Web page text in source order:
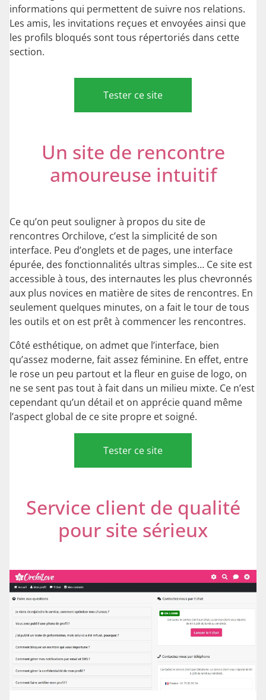
informations qui permettent de suivre nos relations.
Les amis, les invitations reçues et envoyées ainsi que
les profils bloqués sont tous répertoriés dans cette
section.
Tester ce site
Un site de rencontre
amoureuse intuitif
Ce qu’on peut souligner à propos du site de
rencontres Orchilove, c’est la simplicité de son
interface. Peu d’onglets et de pages, une interface
épurée, des fonctionnalités ultras simples… Ce site est
accessible à tous, des internautes les plus chevronnés
aux plus novices en matière de sites de rencontres. En
seulement quelques minutes, on a fait le tour de tous
les outils et on est prêt à commencer les rencontres.
Côté esthétique, on admet que l’interface, bien
qu’assez moderne, fait assez féminine. En effet, entre
le rose un peu partout et la fleur en guise de logo, on
ne se sent pas tout à fait dans un milieu mixte. Ce n’est
cependant qu’un détail et on apprécie quand même
l’aspect global de ce site propre et soigné.
Tester ce site
Service client de qualité
pour site sérieux